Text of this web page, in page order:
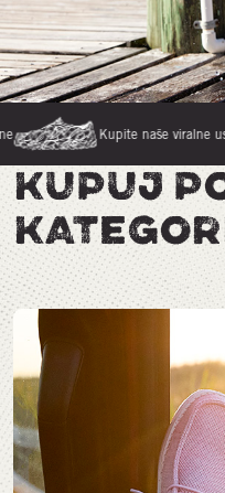
Kupite naše viralne uspešnice!
KUPUJ